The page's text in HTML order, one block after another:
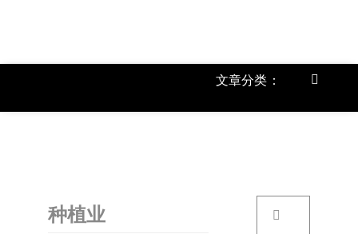
文章分类：
Toggle
种植业